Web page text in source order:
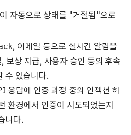
자동으로 상태를 "거절됨"으로
이메일 등으로 실시간 알림을
보상 지급, 사용자 승인 등의 후속
수 있습니다.
답에 인증 과정 중의 인젝션 히
환경에서 인증이 시도되었는지
니다.